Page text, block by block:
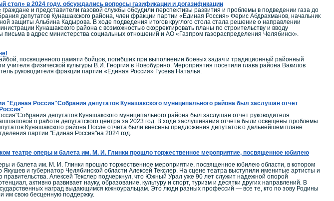
стол» в 2024 году, обсуждались вопросы газификации и догазификации
и представители газовой службы обсудили перспективы развития и проблемы в подведении газа до
депутатов Кунашакского района, член фракции партии «Единая Россия» Ферис Абдрахманов, начальник
защиты Альбина Кадырова. В ходе подведения итогов круглого стола стала решение о направлении
Кунашакского района с возможностью скорректировать планы по строительству и вводу
письма в адрес министерства социальных отношений и АО «Газпром газораспределения Челябинск».
посвященного памяти бойцов, погибших при выполнении боевых задач и традиционный районный
физической культуры В.И. Георгия в Новобурино. Мероприятия посетили глава района Вакилов
руководителя фракции партии «Единая Россия» Гусева Наталья.
"Единая Россия"Собрания депутатов Кунашакского муниципального района был заслушан отчет
депутатов Кунашакского муниципального района был заслушан отчет руководителя
о работе депутатского центра за 2023 год. В ходе заслушивания отчета были освещены проблемы
Кунашакского района.После отчета были внесены предложения депутатов о дальнейшем плане
партии "Единая Россия"на 2024 год.
театре оперы и балета им. М. И. Глинки прошло торжественное мероприятие, посвященное юбилею
и балета им. М. И. Глинки прошло торжественное мероприятие, посвященное юбилею области, в котором
и губернатор Челябинской области Алексей Текслер. На сцене театра выступили именитые артисты и
правительства. Алексей Текслер подчеркнул, что Южный Урал уже 90 лет служит надежной опорой
активно развивает науку, образование, культуру и спорт, туризм и десятки других направлений. В
наград выдающимся южноуральцам. Это люди разных профессий — все те, кто по зову Родины
им свою бесценную поддержку.